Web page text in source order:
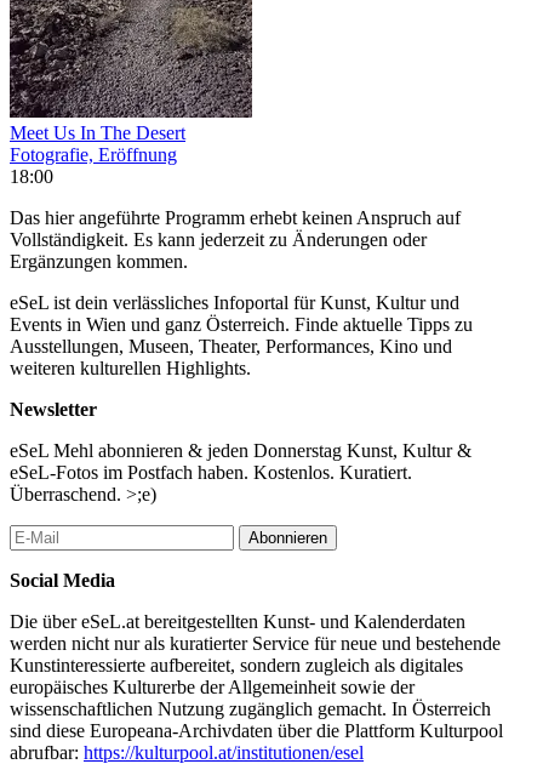
Meet Us In The Desert
Fotografie, Eröffnung
18:00
Das hier angeführte Programm erhebt keinen Anspruch auf
Vollständigkeit. Es kann jederzeit zu Änderungen oder
Ergänzungen kommen.
eSeL ist dein verlässliches Infoportal für Kunst, Kultur und
Events in Wien und ganz Österreich. Finde aktuelle Tipps zu
Ausstellungen, Museen, Theater, Performances, Kino und
weiteren kulturellen Highlights.
Newsletter
eSeL Mehl abonnieren & jeden Donnerstag Kunst, Kultur &
eSeL-Fotos im Postfach haben. Kostenlos. Kuratiert.
Überraschend. >;e)
Abonnieren
Social Media
Die über eSeL.at bereitgestellten Kunst- und Kalenderdaten
werden nicht nur als kuratierter Service für neue und bestehende
Kunstinteressierte aufbereitet, sondern zugleich als digitales
europäisches Kulturerbe der Allgemeinheit sowie der
wissenschaftlichen Nutzung zugänglich gemacht. In Österreich
sind diese Europeana-Archivdaten über die Plattform Kulturpool
abrufbar: https://kulturpool.at/institutionen/esel